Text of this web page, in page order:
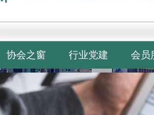
协会之窗 行业党建 会员